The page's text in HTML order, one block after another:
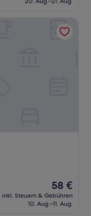
Der
Preis
beträgt
58 €
inkl. Steuern & Gebühren
10. Aug.–11. Aug.